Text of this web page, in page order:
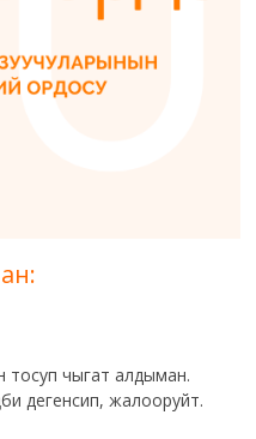
тосуп чыгат алдыман.
дегенсип, жалооруйт.